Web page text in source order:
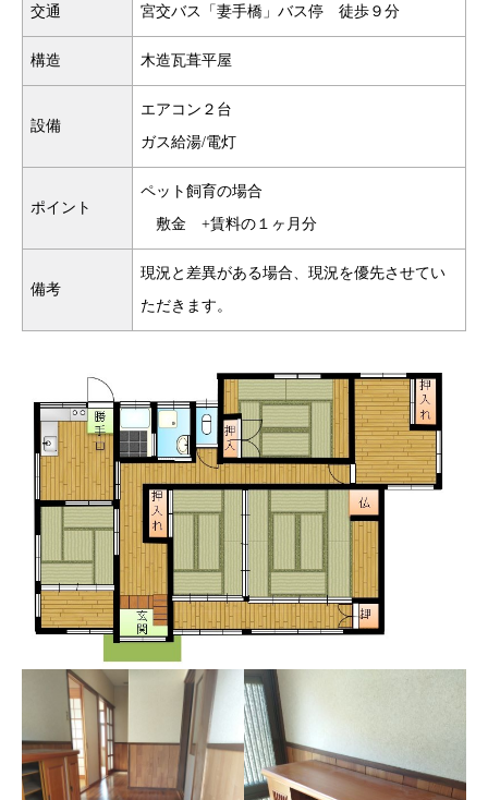
交通 宮交バス「妻手橋」バス停 徒歩９分
構造 木造瓦葺平屋
設備
エアコン２台
ガス給湯/電灯
ポイント
ペット飼育の場合
敷金 +賃料の１ヶ月分
備考
現況と差異がある場合、現況を優先させてい
ただきます。